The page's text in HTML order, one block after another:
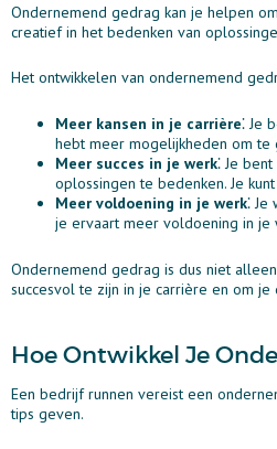
Ondernemend gedrag kan je helpen
creatief in het bedenken van
Het ontwikkelen van ondernemend
Meer kansen in je carrière⁚ Je
hebt meer mogelijkheden om te
Meer succes in je werk⁚ Je
oplossingen te bedenken. Je
Meer voldoening in je werk⁚
je ervaart meer voldoening in je
Ondernemend gedrag is dus niet
succesvol te zijn in je carrière en om
Hoe Ontwikkel Je
Een bedrijf runnen vereist een
tips geven.